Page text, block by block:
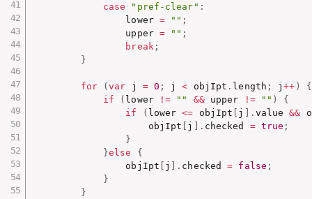
case
"pref-clear" :
                lower
= "" ;
                upper
= "" ;
break ;
}
for (var j = 0 ; j < objIpt . length ; j++ )
{
if
( lower != "" && upper != "" )
{
if
( lower <= objIpt j . value &&
                    objIpt
j . checked = true ;
}
}else
{
                objIpt
j . checked = false ;
}
}